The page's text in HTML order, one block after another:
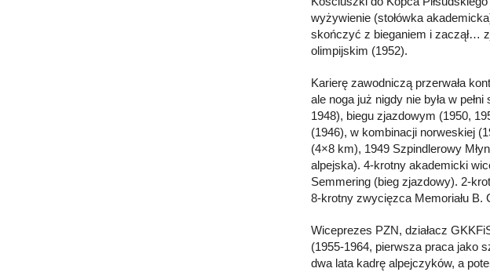
wyżywienie (stołówka
skończyć z bieganiem i zaczął…
olimpijskim (1952).
Karierę zawodniczą przerwała
ale noga już nigdy nie była w
1948), biegu zjazdowym (1950,
(1946), w kombinacji norweskiej
(4×8 km), 1949 Szpindlerowy
alpejska). 4-krotny akademicki
Semmering (bieg zjazdowy). 2-
8-krotny zwycięzca Memoriału B.
Wiceprezes PZN, działacz
(1955-1964, pierwsza praca jako
dwa lata kadrę alpejczyków, a